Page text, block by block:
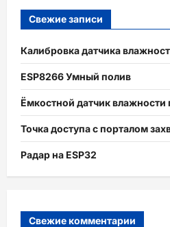
Свежие записи
Калибровка датчика
ESP8266 Умный полив
Ёмкостной датчик
Точка доступа с порталом
Радар на ESP32
Свежие комментарии